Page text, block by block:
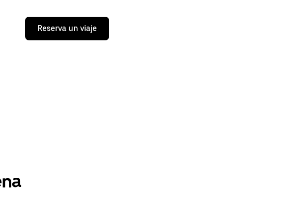
Reserva un viaje